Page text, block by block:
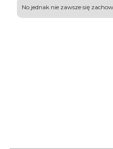
No jednak nie zawsze się